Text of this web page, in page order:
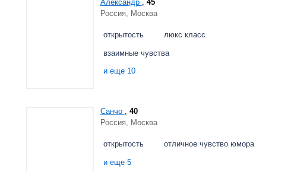
Александр , 45
Россия, Москва
открытость люкс класс
взаимные чувства
и еще 10
Санчо , 40
Россия, Москва
открытость отличное чувство юмора
и еще 5